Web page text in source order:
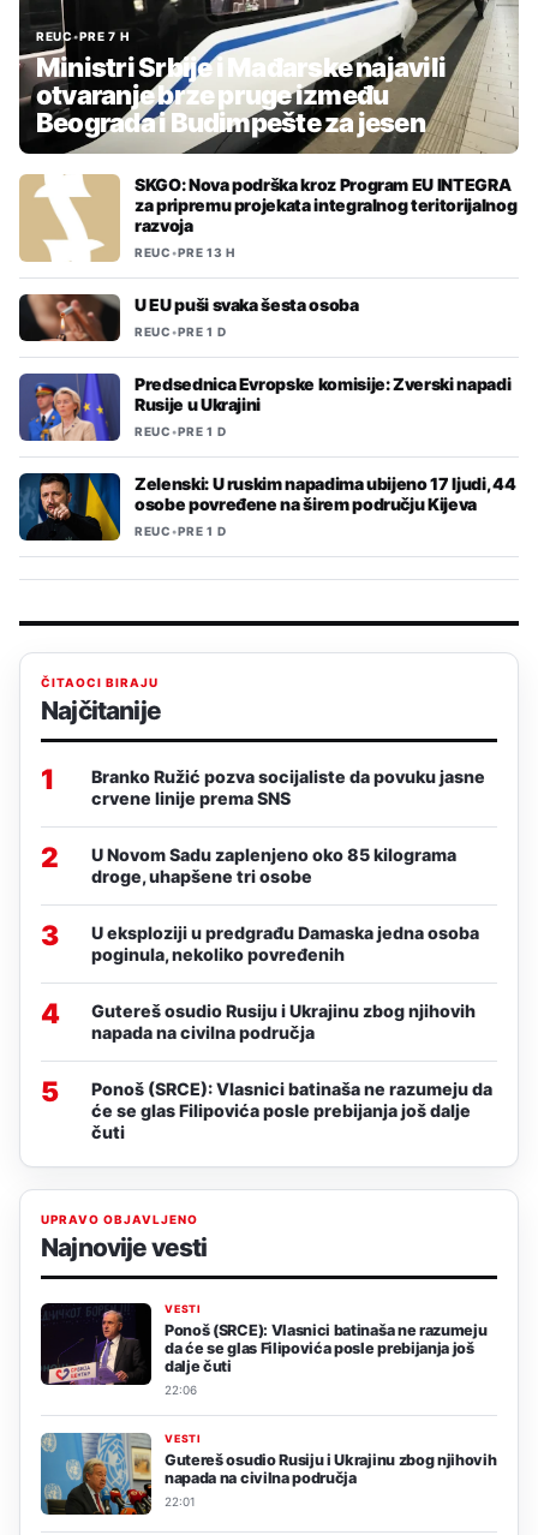
REUC•PRE 7 H
Ministri Srbije i Mađarske najavili
otvaranje brze pruge između
Beograda i Budimpešte za jesen
SKGO: Nova podrška kroz Program EU INTEGRA
za pripremu projekata integralnog teritorijalnog
razvoja
REUC•PRE 13 H
U EU puši svaka šesta osoba
REUC•PRE 1 D
Predsednica Evropske komisije: Zverski napadi
Rusije u Ukrajini
REUC•PRE 1 D
Zelenski: U ruskim napadima ubijeno 17 ljudi, 44
osobe povređene na širem području Kijeva
REUC•PRE 1 D
ČITAOCI BIRAJU
Najčitanije
1
Branko Ružić pozva socijaliste da povuku jasne
crvene linije prema SNS
2
U Novom Sadu zaplenjeno oko 85 kilograma
droge, uhapšene tri osobe
3
U eksploziji u predgrađu Damaska jedna osoba
poginula, nekoliko povređenih
4
Gutereš osudio Rusiju i Ukrajinu zbog njihovih
napada na civilna područja
5
Ponoš (SRCE): Vlasnici batinaša ne razumeju da
će se glas Filipovića posle prebijanja još dalje
čuti
UPRAVO OBJAVLJENO
Najnovije vesti
VESTI
Ponoš (SRCE): Vlasnici batinaša ne razumeju
da će se glas Filipovića posle prebijanja još
dalje čuti
22:06
VESTI
Gutereš osudio Rusiju i Ukrajinu zbog njihovih
napada na civilna područja
22:01